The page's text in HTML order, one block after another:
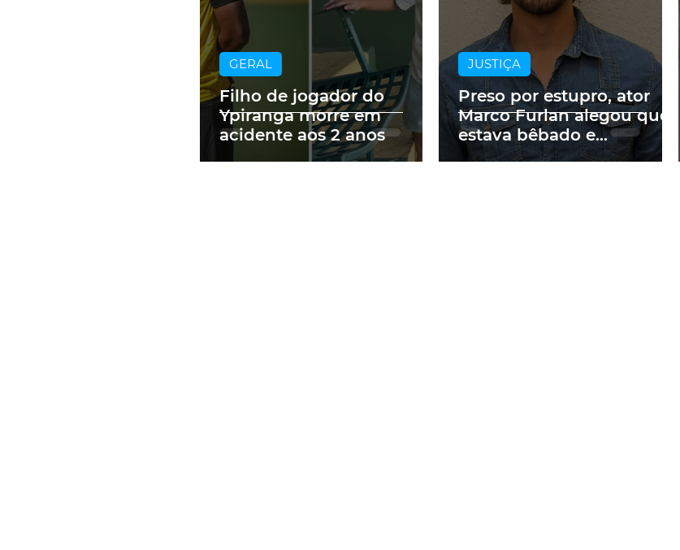
Filho de jogador do
Ypiranga morre em
acidente aos 2 anos
GERAL
Preso por estupro, ator
Marco Furlan alegou que
estava bêbado e
confundiu criança autista
JUSTIÇA